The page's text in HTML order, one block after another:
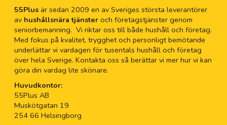
55Plusär sedan 2009 en av Sveriges största leverantörer
av hushållsnära tjänsteroch företagstjänster genom
seniorbemanning. Vi riktar oss till både hushåll och företag.
Med fokus på kvalitet, trygghet och personligt bemötande
underlättar vi vardagen för tusentals hushåll och företag
över hela Sverige. Kontakta oss så berättar vi mer hur vi kan
göra din vardag lite skönare.
Huvudkontor:
55Plus AB
Muskötgatan 19
254 66 Helsingborg